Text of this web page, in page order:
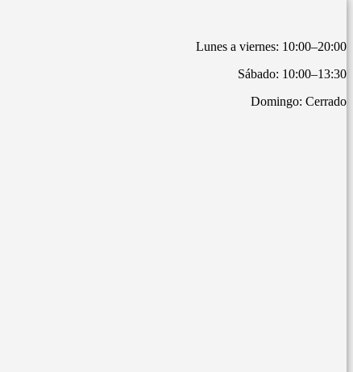
Lunes a viernes: 10:00–20:00
Sábado: 10:00–13:30
Domingo: Cerrado